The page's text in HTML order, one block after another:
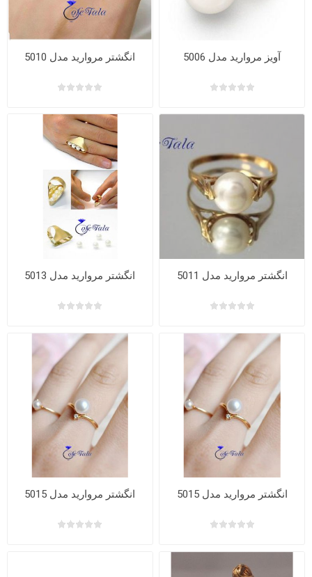
آویز مروارید مدل 5006 انگشتر مروارید مدل 5010
انگشتر مروارید مدل 5011 انگشتر مروارید مدل 5013
انگشتر مروارید مدل 5015 انگشتر مروارید مدل 5015